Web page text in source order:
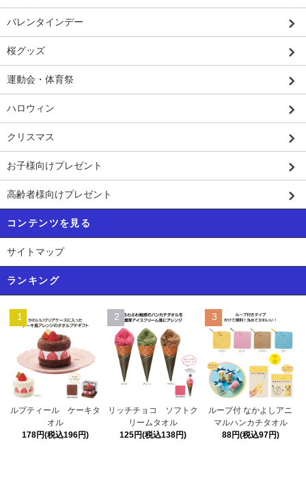
バレンタインデー
桜グッズ
運動会・体育祭
ハロウィン
クリスマス
お子様向けプレゼント
高齢者様向けプレゼント
コンテンツを見る
サイトマップ
ランキング
1
ルプティール ケーキタ
オル
178円(税込196円)
2
リッチチョコ ソフトク
リームタオル
125円(税込138円)
3
ループ付 なかよしアニ
マルハンカチタオル
88円(税込97円)